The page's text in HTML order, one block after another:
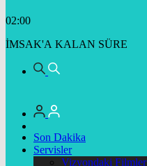
02:00
İMSAK'A KALAN SÜRE
Son Dakika
Servisler
Vizyondaki Filmler